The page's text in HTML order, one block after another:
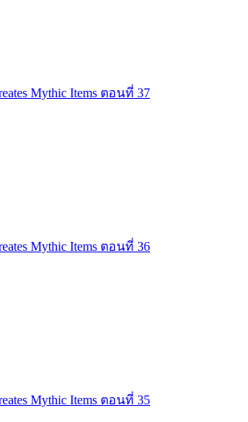
Mythic Items ตอนที่ 37
Mythic Items ตอนที่ 36
Mythic Items ตอนที่ 35